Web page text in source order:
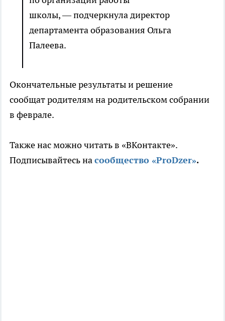
школы, — подчеркнула директор
департамента образования Ольга
Палеева.
Окончательные результаты и решение
сообщат родителям на родительском собрании
в феврале.
Также нас можно читать в «ВКонтакте».
Подписывайтесь насообщество «ProDzer».